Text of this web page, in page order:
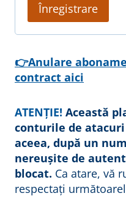
t
o
r
i
u
Înregistrare
👉Anulare
contract aici
ATENȚIE! Această
conturile de
aceea, după un
nereușite de
blocat. Ca atare, vă
respectați